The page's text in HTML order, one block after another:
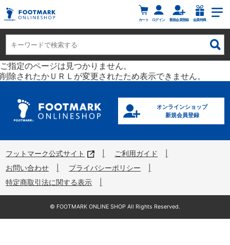
カート ログイン 新規会員登録 会員特典
ご指定のページは見つかりません。
削除されたかＵＲＬが変更されたため表示できません。
オンラインショップ
新規会員登録
フットマーク公式サイト
ご利用ガイド
お問い合わせ
プライバシーポリシー
特定商取引法に関する表示
©︎ FOOTMARK ONLINE SHOP All Rights Reserved.